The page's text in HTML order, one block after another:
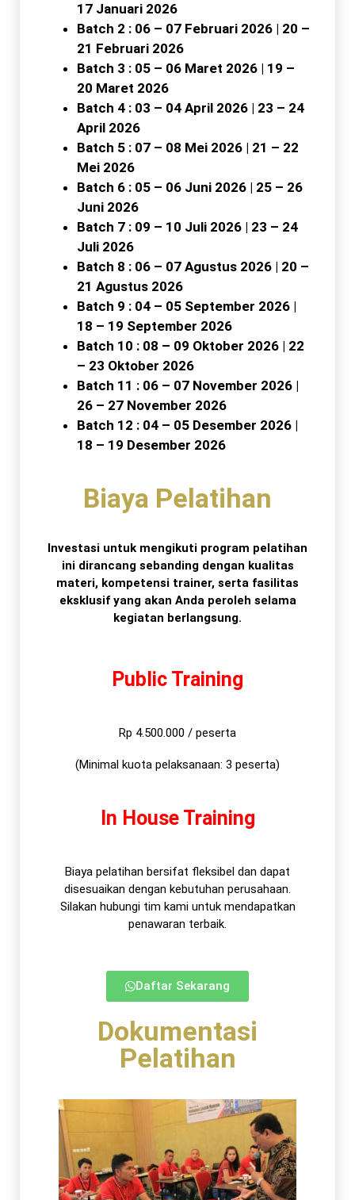
17 Januari 2026
Batch 2 : 06 – 07 Februari 2026 | 20 –
21 Februari 2026
Batch 3 : 05 – 06 Maret 2026 | 19 –
20 Maret 2026
Batch 4 : 03 – 04 April 2026 | 23 – 24
April 2026
Batch 5 : 07 – 08 Mei 2026 | 21 – 22
Mei 2026
Batch 6 : 05 – 06 Juni 2026 | 25 – 26
Juni 2026
Batch 7 : 09 – 10 Juli 2026 | 23 – 24
Juli 2026
Batch 8 : 06 – 07 Agustus 2026 | 20 –
21 Agustus 2026
Batch 9 : 04 – 05 September 2026 |
18 – 19 September 2026
Batch 10 : 08 – 09 Oktober 2026 | 22
– 23 Oktober 2026
Batch 11 : 06 – 07 November 2026 |
26 – 27 November 2026
Batch 12 : 04 – 05 Desember 2026 |
18 – 19 Desember 2026
Biaya Pelatihan
Investasi untuk mengikuti program pelatihan
ini dirancang sebanding dengan kualitas
materi, kompetensi trainer, serta fasilitas
eksklusif yang akan Anda peroleh selama
kegiatan berlangsung.
Public Training
Rp 4.500.000 / peserta
(Minimal kuota pelaksanaan: 3 peserta)
In House Training
Biaya pelatihan bersifat fleksibel dan dapat
disesuaikan dengan kebutuhan perusahaan.
Silakan hubungi tim kami untuk mendapatkan
penawaran terbaik.​
Daftar Sekarang
Dokumentasi
Pelatihan